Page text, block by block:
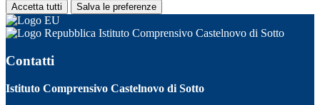
Accetta tutti Salva le preferenze
Istituto Comprensivo Castelnovo di Sotto
Contatti
Istituto Comprensivo Castelnovo di Sotto